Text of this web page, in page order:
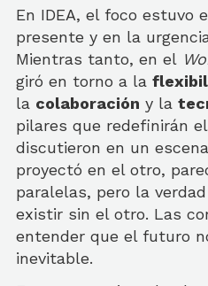
En IDEA, el foco estuvo
presente y en la
Mientras tanto, en el
giró en torno a la
la colaboración y la
pilares que redefinirán
discutieron en un
proyectó en el otro,
paralelas, pero la
existir sin el otro. Las
entender que el futuro
inevitable.